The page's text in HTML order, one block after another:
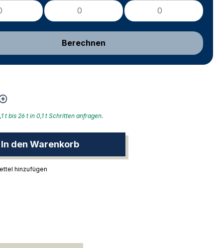
Berechnen
t bis 26 t in 0,1 t Schritten anfragen.
In den Warenkorb
hinzufügen